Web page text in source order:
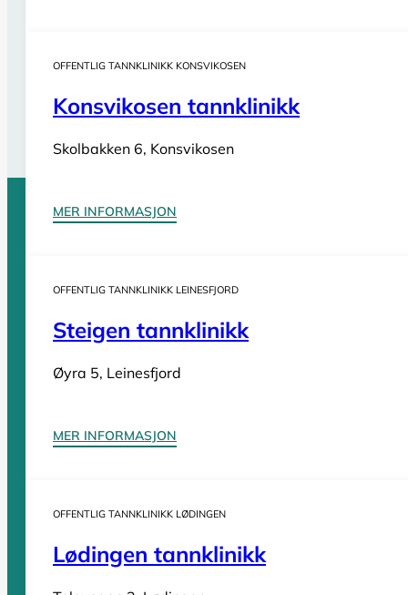
OFFENTLIG TANNKLINIKK KONSVIKOSEN
Konsvikosen tannklinikk
Skolbakken 6, Konsvikosen
MER INFORMASJON
OFFENTLIG TANNKLINIKK LEINESFJORD
Steigen tannklinikk
Øyra 5, Leinesfjord
MER INFORMASJON
OFFENTLIG TANNKLINIKK LØDINGEN
Lødingen tannklinikk
Har du behov forakutt tannlegehjelp
Tannleger Finnmark
Tannleger Norge